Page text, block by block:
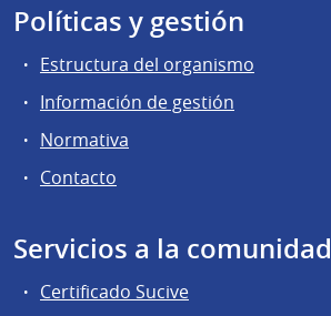
Políticas y gestión
Estructura del organismo
Información de gestión
Normativa
Contacto
Servicios a la comunidad
Certificado Sucive